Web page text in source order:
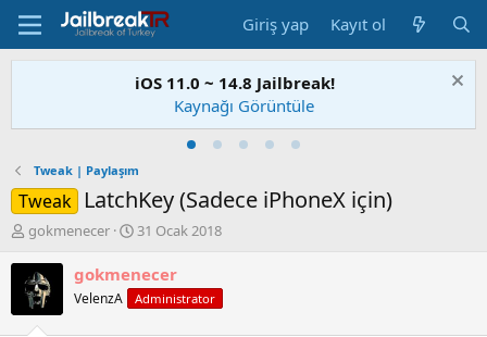
Giriş yap Kayıt ol
iOS 11.0 ~ 14.8 Jailbreak!
Kaynağı Görüntüle
Tweak | Paylaşım
Tweak LatchKey (Sadece iPhoneX için)
K
n
u
S
a
gokmenecer
B
ş
l
a
31 Ocak 2018
gokmenecer
VelenzA Administrator